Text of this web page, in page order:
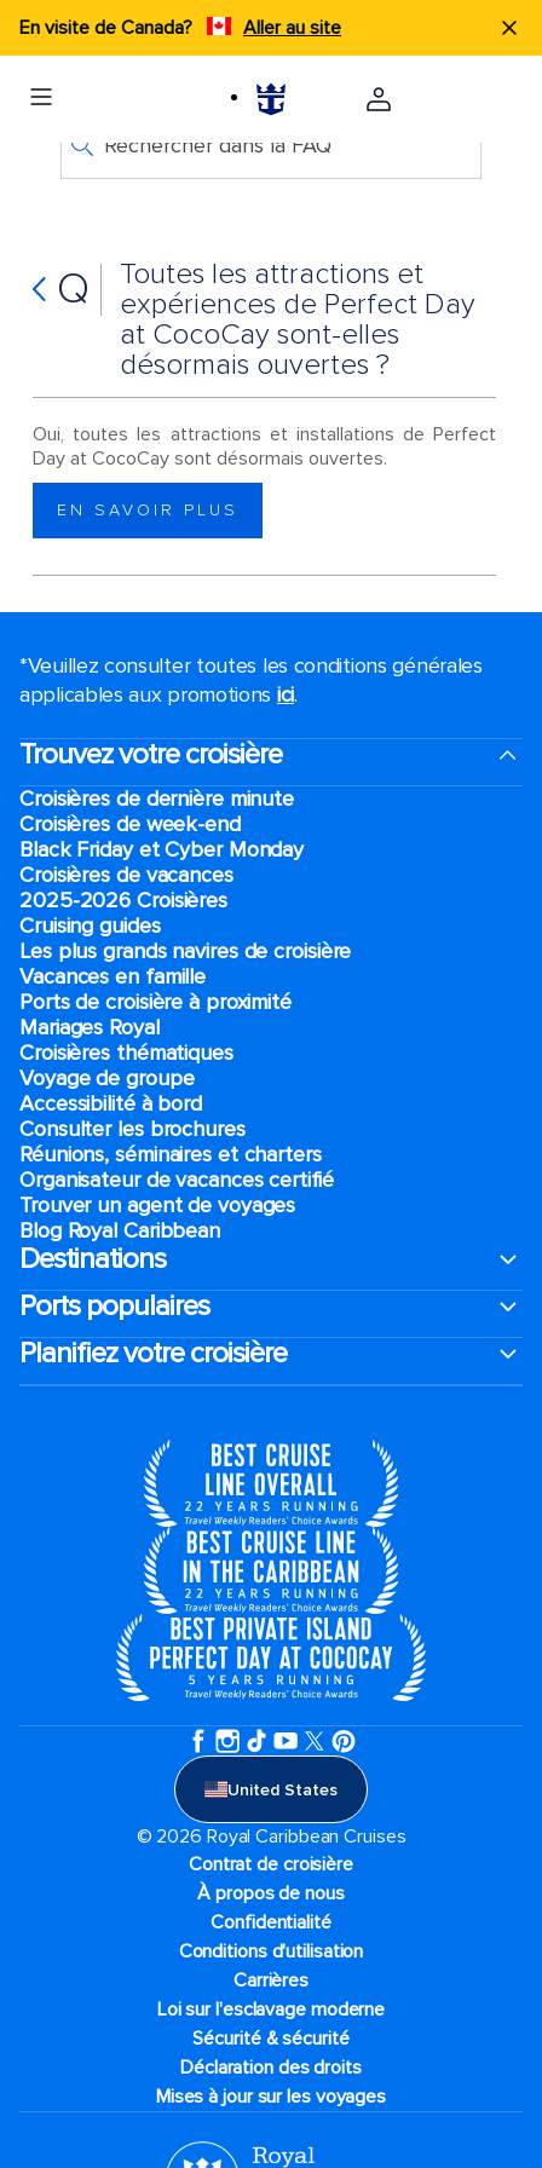
En visite de Canada? Aller au site
Rechercher dans la FAQ
Q
Toutes les attractions et
expériences de Perfect Day
at CocoCay sont-elles
désormais ouvertes ?
Oui, toutes les attractions et installations de Perfect
Day at CocoCay sont désormais ouvertes.
EN SAVOIR PLUS
*Veuillez consulter toutes les conditions générales
applicables aux promotions ici.
Trouvez votre croisière
Croisières de dernière minute
Croisières de week-end
Black Friday et Cyber Monday
Croisières de vacances
2025-2026 Croisières
Cruising guides
Les plus grands navires de croisière
Vacances en famille
Ports de croisière à proximité
Mariages Royal
Croisières thématiques
Voyage de groupe​
Accessibilité à bord​
Consulter les brochures
Réunions, séminaires et charters
Organisateur de vacances certifié
Trouver un agent de voyages
Blog Royal Caribbean
Destinations
Ports populaires
Planifiez votre croisière
United States
© 2026 Royal Caribbean Cruises
Contrat de croisière
À propos de nous
Confidentialité
Conditions d'utilisation
Carrières
Loi sur l'esclavage moderne
Sécurité & sécurité
Déclaration des droits
Mises à jour sur les voyages